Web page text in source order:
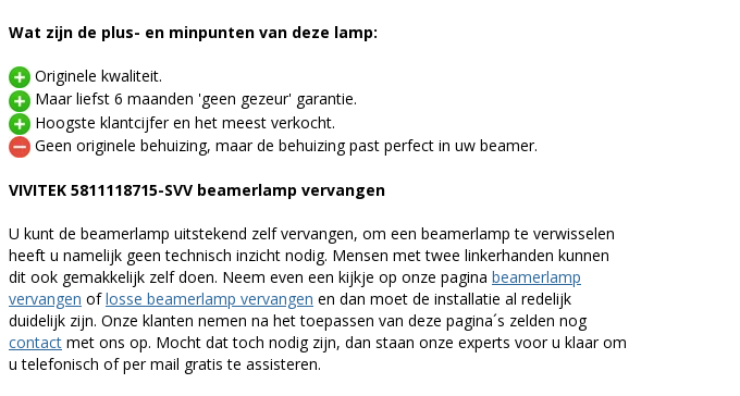
Wat zijn de plus- en minpunten van deze lamp:
Originele kwaliteit.
Maar liefst 6 maanden 'geen gezeur' garantie.
Hoogste klantcijfer en het meest verkocht.
Geen originele behuizing, maar de behuizing past perfect in uw beamer.
VIVITEK 5811118715-SVV beamerlamp vervangen
U kunt de beamerlamp uitstekend zelf vervangen, om een beamerlamp te verwisselen
heeft u namelijk geen technisch inzicht nodig. Mensen met twee linkerhanden kunnen
dit ook gemakkelijk zelf doen. Neem even een kijkje op onze pagina beamerlamp
vervangen oflosse beamerlamp vervangen en dan moet de installatie al redelijk
duidelijk zijn. Onze klanten nemen na het toepassen van deze pagina´s zelden nog
contact met ons op. Mocht dat toch nodig zijn, dan staan onze experts voor u klaar om
u telefonisch of per mail gratis te assisteren.